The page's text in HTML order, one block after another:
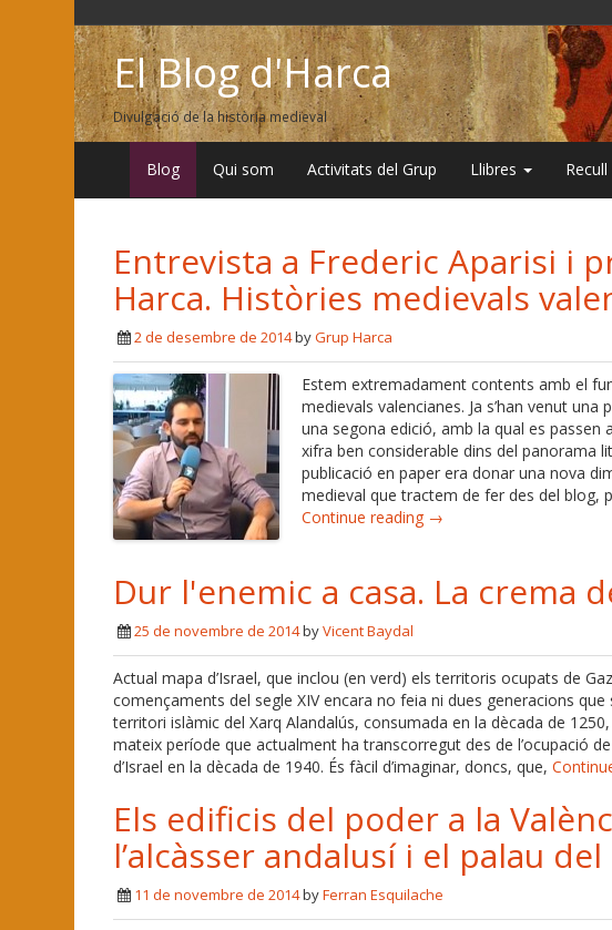
El Blog d'Harca
Divulgació de la història medieval
Blog Qui som Activitats del Grup Llibres
Entrevista a Frederic Aparisi i
Harca. Històries medievals
2 de desembre de 2014byGrup Harca
Estem extremadament contents amb el
medievals valencianes. Ja s’han venut
una segona edició, amb la qual es passen
xifra ben considerable dins del panorama
publicació en paper era donar una nova
medieval que tractem de fer des del blog,
Continue reading →
Dur l'enemic a casa. La crema
25 de novembre de 2014byVicent Baydal
Actual mapa d’Israel, que inclou (en verd) els territoris ocupats de
començaments del segle XIV encara no feia ni dues generacions
territori islàmic del Xarq Alandalús, consumada en la dècada de
mateix període que actualment ha transcorregut des de l’ocupació
d’Israel en la dècada de 1940. És fàcil d’imaginar, doncs, que,
Els edificis del poder a la
l’alcàsser andalusí i el palau del
11 de novembre de 2014byFerran Esquilache